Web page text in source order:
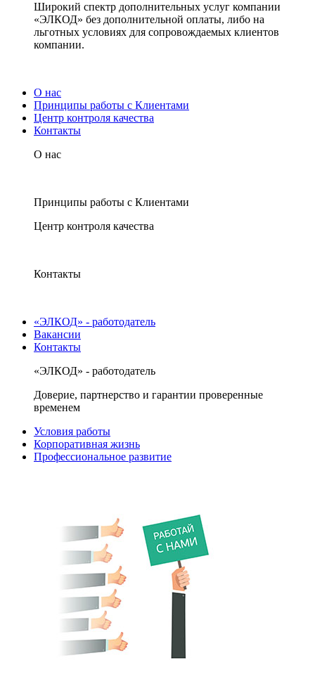
Широкий спектр дополнительных услуг компании
«ЭЛКОД» без дополнительной оплаты, либо на
льготных условиях для сопровождаемых клиентов
компании.
О нас
Принципы работы с Клиентами
Центр контроля качества
Контакты
О нас
Принципы работы с Клиентами
Центр контроля качества
Контакты
«ЭЛКОД» - работодатель
Вакансии
Контакты
«ЭЛКОД» - работодатель
Доверие, партнерство и гарантии проверенные
временем
Условия работы
Корпоративная жизнь
Профессиональное развитие